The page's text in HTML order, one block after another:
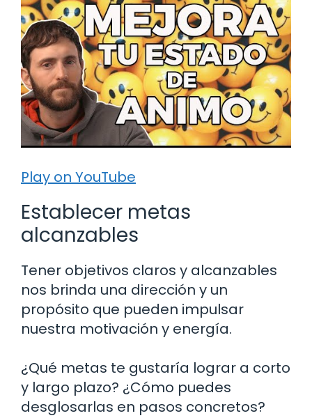
Play on YouTube
Establecer metas
alcanzables
Tener objetivos claros y alcanzables
nos brinda una dirección y un
propósito que pueden impulsar
nuestra motivación y energía.
¿Qué metas te gustaría lograr a corto
y largo plazo? ¿Cómo puedes
desglosarlas en pasos concretos?